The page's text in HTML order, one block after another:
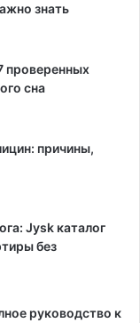
знать
проверенных
сна
причины,
Jysk каталог
без
руководство к